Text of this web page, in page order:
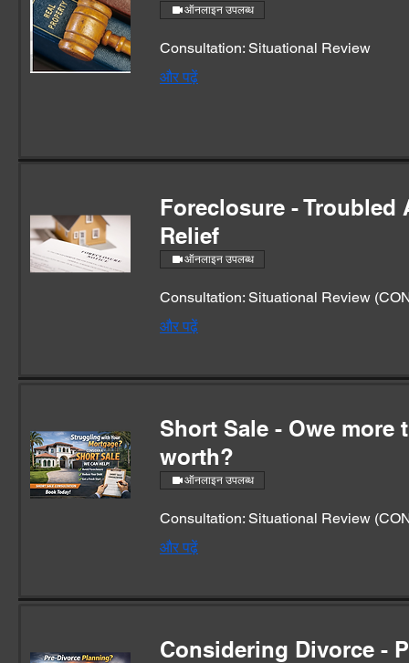
ऑनलाइन उपलब्ध
Consultation: Situational Review
और पढ़ें
Foreclosure - Troubled
Relief
ऑनलाइन उपलब्ध
Consultation: Situational Review
और पढ़ें
Short Sale - Owe more
worth?
ऑनलाइन उपलब्ध
Consultation: Situational Review
और पढ़ें
Considering Divorce -